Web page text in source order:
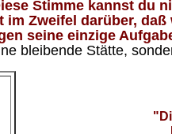
Stimme kannst du
Zweifel darüber,
seine einzige
bleibende Stätte,